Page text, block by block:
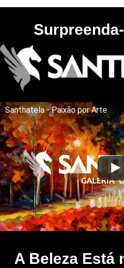
Santhatela - Paixão por Arte
A Beleza Está